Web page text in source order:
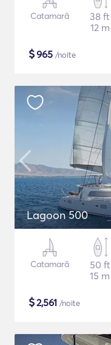
Catamarã
38 ft
12 m
$965 /noite
Lagoon 500
Catamarã
50 ft
15 m
$2,561 /noite